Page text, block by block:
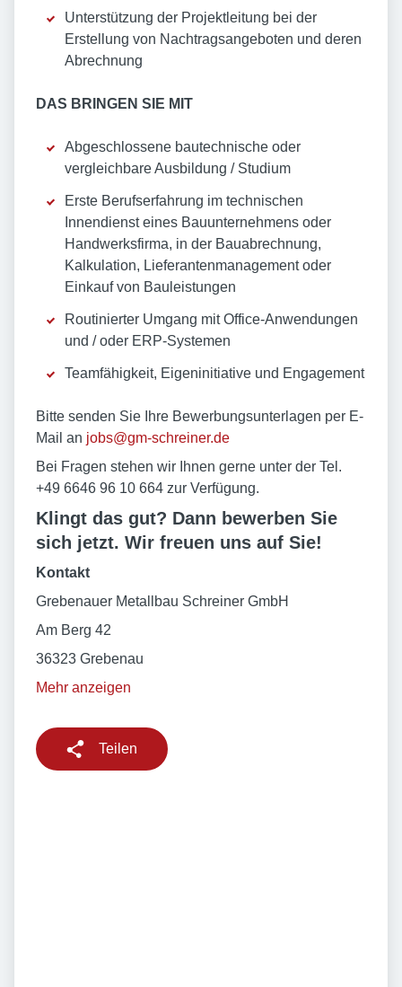
Unterstützung der Projektleitung bei der
Erstellung von Nachtragsangeboten und deren
Abrechnung
DAS BRINGEN SIE MIT
Abgeschlossene bautechnische oder
vergleichbare Ausbildung / Studium
Erste Berufserfahrung im technischen
Innendienst eines Bauunternehmens oder
Handwerksfirma, in der Bauabrechnung,
Kalkulation, Lieferantenmanagement oder
Einkauf von Bauleistungen
Routinierter Umgang mit Office-Anwendungen
und / oder ERP-Systemen
Teamfähigkeit, Eigeninitiative und Engagement
Bitte senden Sie Ihre Bewerbungsunterlagen per E-
Mail an jobs@gm-schreiner.de
Bei Fragen stehen wir Ihnen gerne unter der Tel.
+49 6646 96 10 664 zur Verfügung.
Klingt das gut? Dann bewerben Sie
sich jetzt. Wir freuen uns auf Sie!
Kontakt
Grebenauer Metallbau Schreiner GmbH
Am Berg 42
36323 Grebenau
Mehr anzeigen
Teilen